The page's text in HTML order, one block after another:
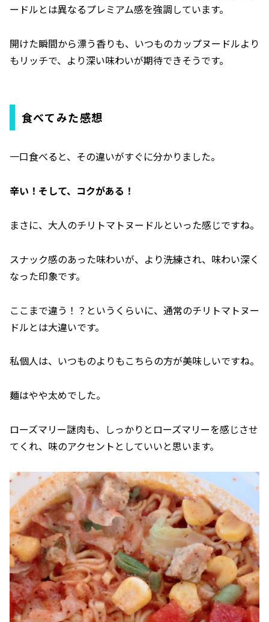
ードルとは異なるプレミアム感を強調しています。
開けた瞬間から漂う香りも、いつものカップヌードルより
もリッチで、より深い味わいが期待できそうです。
食べてみた感想
一口食べると、その違いがすぐに分かりました。
辛い！そして、コクがある！
まさに、大人のチリトマトヌードルといった感じですね。
スナック感のあった味わいが、より洗練され、味わい深く
なった印象です。
ここまで違う！？というくらいに、通常のチリトマトヌー
ドルとは大違いです。
私個人は、いつものよりもこちらの方が美味しいですね。
麺はやや太めでした。
ローズマリー謎肉も、しっかりとローズマリーを感じさせ
てくれ、味のアクセントとしていいと思います。